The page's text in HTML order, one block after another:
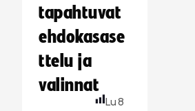
tapahtuvat
ehdokasase
ttelu ja
valinnat
Lu8